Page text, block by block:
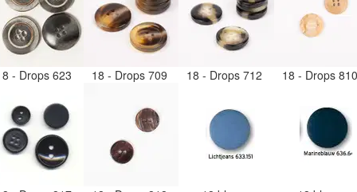
- Drops 623 18 - Drops 709 18 - Drops 712 18 - Drops